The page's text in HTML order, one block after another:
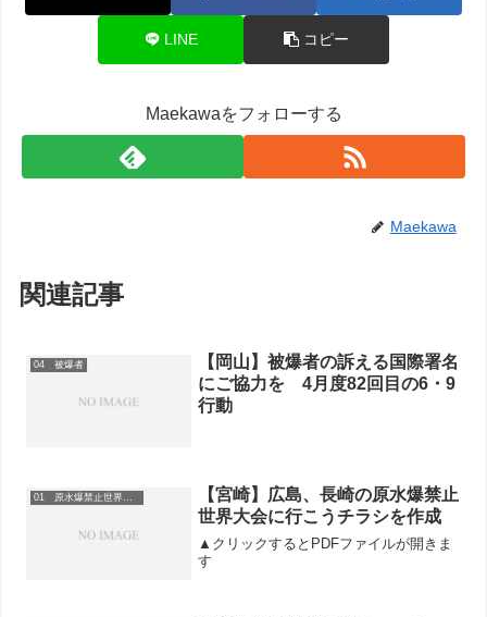
LINE コピー
Maekawaをフォローする
Maekawa
関連記事
04 被爆者
【岡山】被爆者の訴える国際署名
にご協力を 4月度82回目の6・9
行動
01 原水爆禁止世界大会
【宮崎】広島、長崎の原水爆禁止
世界大会に行こうチラシを作成
▲クリックするとPDFファイルが開きま
す